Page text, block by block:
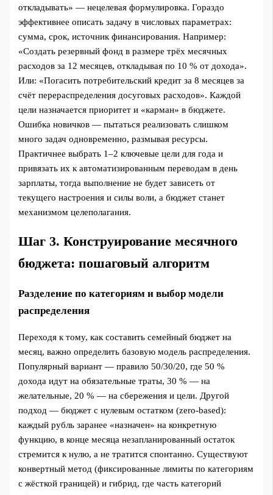
откладывать» — нецелевая формулировка. Гораздо
эффективнее описать задачу в числовых параметрах:
сумма, срок, источник финансирования. Например:
«Создать резервный фонд в размере трёх месячных
расходов за 12 месяцев, откладывая по 10 % от дохода».
Или: «Погасить потребительский кредит за 8 месяцев за
счёт перераспределения досуговых расходов». Каждой
цели назначается приоритет и «карман» в бюджете.
Ошибка новичков — пытаться реализовать слишком
много задач одновременно, размывая ресурсы.
Практичнее выбрать 1–2 ключевые цели для года и
привязать их к автоматизированным переводам в день
зарплаты, тогда выполнение не будет зависеть от
текущего настроения и силы воли, а бюджет станет
механизмом целеполагания.
Шаг 3. Конструирование месячного
бюджета: пошаговый алгоритм
Разделение по категориям и выбор модели
распределения
Переходя к тому, как составить семейный бюджет на
месяц, важно определить базовую модель распределения.
Популярный вариант — правило 50/30/20, где 50 %
дохода идут на обязательные траты, 30 % — на
желательные, 20 % — на сбережения и цели. Другой
подход — бюджет с нулевым остатком (zero-based):
каждый рубль заранее «назначен» на конкретную
функцию, в конце месяца незапланированный остаток
стремится к нулю, а не тратится спонтанно. Существуют
конвертный метод (фиксированные лимиты по категориям
с жёсткой границей) и гибрид, где часть категорий